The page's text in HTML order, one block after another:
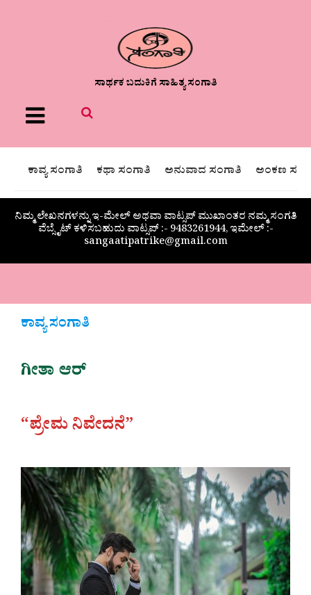
ಸಾರ್ಥಕ ಬದುಕಿಗೆ ಸಾಹಿತ್ಯ ಸಂಗಾತಿ
Menu
ಕಾವ್ಯ ಸಂಗಾತಿ ಕಥಾ ಸಂಗಾತಿ ಅನುವಾದ ಸಂಗಾತಿ ಅಂಕಣ
ನಿಮ್ಮ ಲೇಖನಗಳನ್ನು ಇ-ಮೇಲ್ ಅಥವಾ ವಾಟ್ಸಪ್ ಮುಖಾಂತರ ನಮ್ಮ ಸಂಗತಿ
ವೆಬ್ಸೈಟ್ ಕಳಿಸಬಹುದು ವಾಟ್ಸಪ್‌ :- 9483261944, ಇಮೇಲ್ :-
sangaatipatrike@gmail.com
ಕಾವ್ಯ ಸಂಗಾತಿ
ಗೀತಾ ಆರ್‌
“ಪ್ರೇಮ ನಿವೇದನೆ”